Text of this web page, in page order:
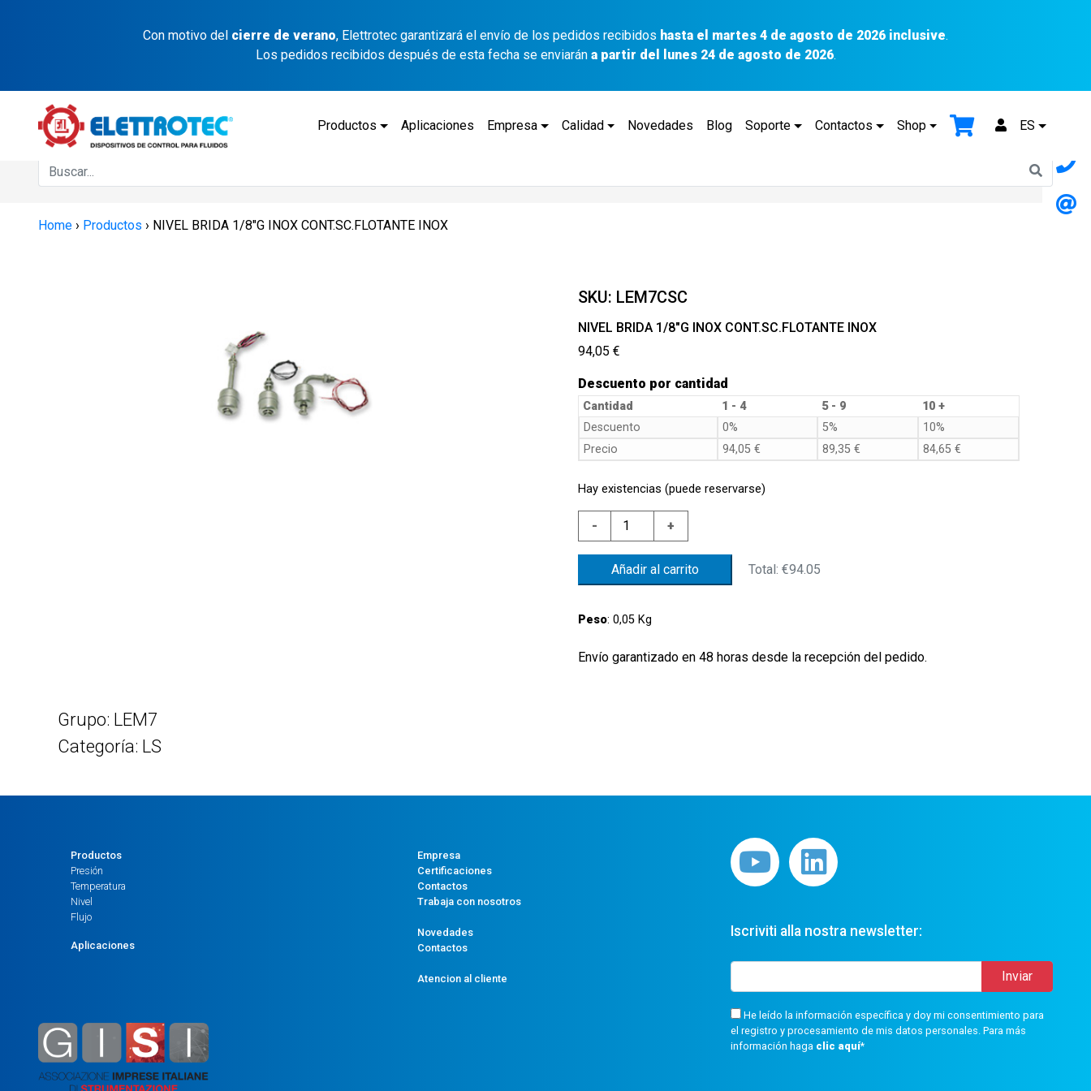
Con motivo del cierre de verano, Elettrotec garantizará el envío de los pedidos recibidos hasta el martes 4 de agosto de 2026 inclusive.
Los pedidos recibidos después de esta fecha se enviarán a partir del lunes 24 de agosto de 2026.
Productos Aplicaciones Empresa Calidad Novedades Blog Soporte Contactos Shop ES
Home › Productos › NIVEL BRIDA 1/8″G INOX CONT.SC.FLOTANTE INOX
SKU: LEM7CSC
NIVEL BRIDA 1/8″G INOX CONT.SC.FLOTANTE INOX
94,05€
Descuento por cantidad
Cantidad 1 - 4 5 - 9
10 +
Descuento
0% 5%
10%
Precio
94,05€ 89,35€ 84,65€
Hay existencias (puede reservarse)
-
NIVEL
BRIDA
1/8"G
INOX
INOX
+
Añadir al carrito Total:€94.05
Peso: 0,05 Kg
Envío garantizado en 48 horas desde la recepción del pedido.
Grupo: LEM7
Categoría: LS
Productos
Presión
Temperatura
Nivel
Flujo
Aplicaciones
Empresa
Certificaciones
Contactos
Trabaja con nosotros
Novedades
Contactos
Atencion al cliente
Iscriviti alla nostra newsletter:
He leído la información específica y doy mi consentimiento para
el registro y procesamiento de mis datos personales. Para más
información haga clic aquí*